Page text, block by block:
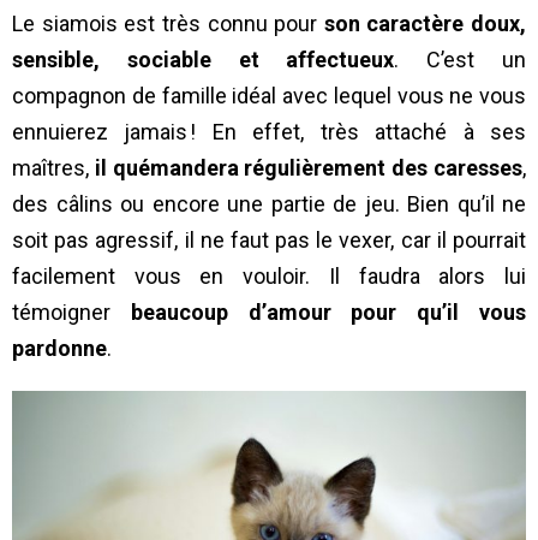
Le siamois est très connu pour son caractère doux,
sensible, sociable et affectueux. C’est un
compagnon de famille idéal avec lequel vous ne vous
ennuierez jamais ! En effet, très attaché à ses
maîtres, il quémandera régulièrement des caresses,
des câlins ou encore une partie de jeu. Bien qu’il ne
soit pas agressif, il ne faut pas le vexer, car il pourrait
facilement vous en vouloir. Il faudra alors lui
témoigner beaucoup d’amour pour qu’il vous
pardonne.